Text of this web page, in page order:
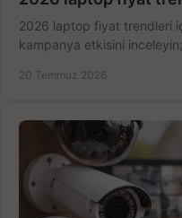
2026 laptop fiyat trendleri
kampanya etkisini
20 Temmuz 2026